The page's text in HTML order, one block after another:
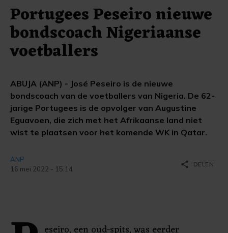
Portugees Peseiro nieuwe
bondscoach Nigeriaanse
voetballers
ABUJA (ANP) - José Peseiro is de nieuwe
bondscoach van de voetballers van Nigeria. De 62-
jarige Portugees is de opvolger van Augustine
Eguavoen, die zich met het Afrikaanse land niet
wist te plaatsen voor het komende WK in Qatar.
ANP
16 mei 2022 - 15:14
share DELEN